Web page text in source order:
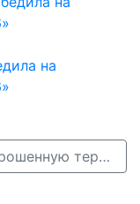
на
Заброшенную территорию на улице Касьянова превратили в детскую площадку →